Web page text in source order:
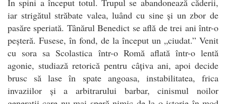
iar strigătul străbate valea, luând cu sine și un zbor de
pasăre speriată. Tânărul Benedict se află de trei ani într-o
peșteră. Fusese, în fond, de la început un „ciudat.” Venit
cu sora sa Scolastica într-o Romă aflată într-o lentă
agonie, studiază retorică pentru câțiva ani, apoi decide
brusc să lase în spate angoasa, instabilitatea, frica
invaziilor și a arbitrarului barbar, cinismul noilor